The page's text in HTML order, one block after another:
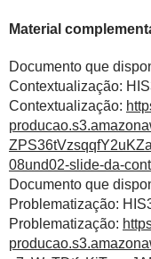
Material
Documento que
Contextualização:
Contextualização:
08und02-slide-da-
Documento que
Problematização:
Problematização: